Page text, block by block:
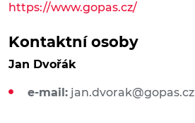
https://www.gopas.cz/
Kontaktní osoby
Jan Dvořák
e-mail: jan.dvorak@gopas.cz